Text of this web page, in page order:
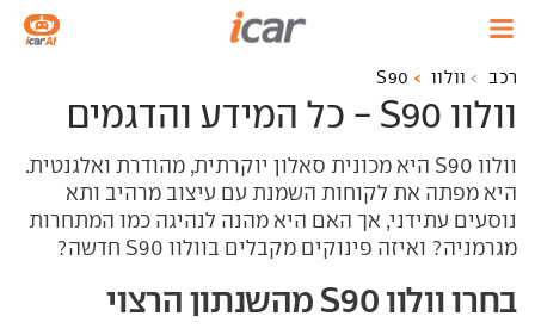
רכב וולוו S90
וולוו S90 - כל המידע והדגמים
וולוו S90 היא מכונית סאלון יוקרתית, מהודרת ואלגנטית.
היא מפתה את לקוחות השמנת עם עיצוב מרהיב ותא
נוסעים עתידני, אך האם היא מהנה לנהיגה כמו המתחרות
מגרמניה? ואיזה פינוקים מקבלים בוולוו S90 חדשה?
בחרו וולוו S90 מהשנתון הרצוי